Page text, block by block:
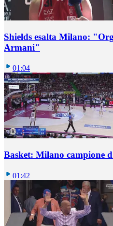
Shields esalta Milano:
Armani"
01:04
Basket: Milano campione
01:42